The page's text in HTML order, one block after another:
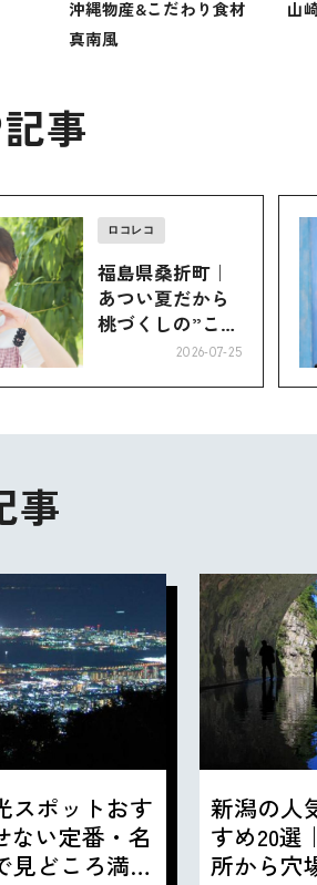
沖縄物産&こだわり食材
真南風
山
事
ロコレコ
福島県桑折町｜
あつい夏だから
桃づくしの”こお
2026-07-25
事
スポットおす
ない定番・名
見どころ満載
新潟の人
すめ20選
所から穴